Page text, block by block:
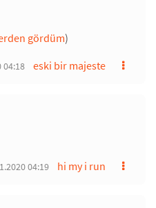
gördüm)
eski bir majeste
04:18
hi my i run
04:19